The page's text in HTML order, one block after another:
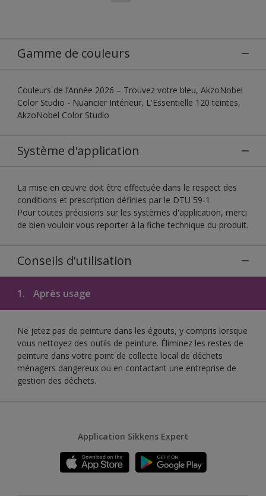
Gamme de couleurs
Couleurs de l’Année 2026 – Trouvez votre bleu, AkzoNobel
Color Studio - Nuancier Intérieur, L'Essentielle 120 teintes,
AkzoNobel Color Studio
Système d'application
La mise en œuvre doit être effectuée dans le respect des
conditions et prescription définies par le DTU 59-1.
Pour toutes précisions sur les systèmes d'application, merci
de bien vouloir vous reporter à la fiche technique du produit.
Conseils d’utilisation
1. Après usage
Ne jetez pas de peinture dans les égouts, y compris lorsque
vous nettoyez des outils de peinture. Éliminez les restes de
peinture dans votre point de collecte local de déchets
ménagers dangereux ou en contactant une entreprise de
gestion des déchets.
Application Sikkens Expert